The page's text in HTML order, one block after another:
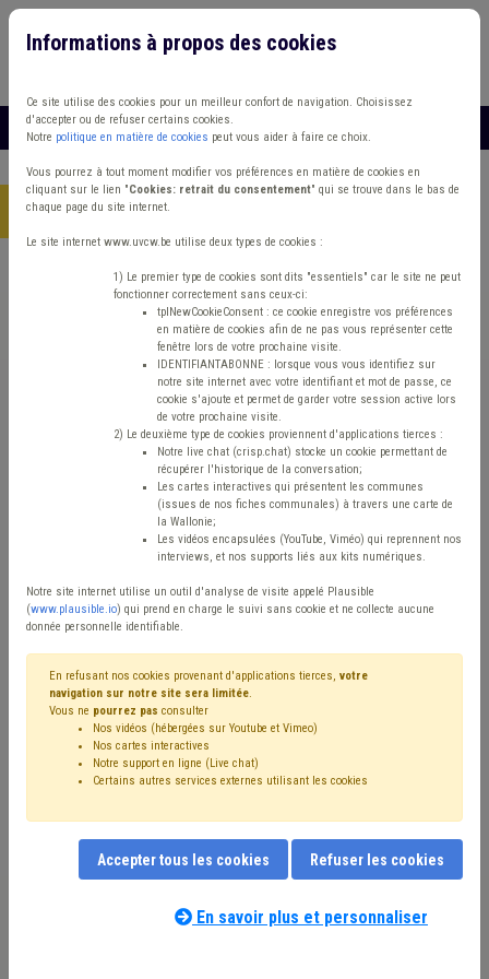
Accueil > Banque
Trouver un contenu
Matière(s) principale(s)
Filtrer cette requête avec des mots-clés
⇒ Banque(retirer le mot clé
Accessibilité(3) Concession Trottoir
Holding communal(2) Investissement
Occupation de la voirie(2) Pension(1) Smart city
Électricité(1) Entreprise(1) Environnement(1)
Étranger(1) Fédasil(1) Finances(1) Dette(1)
Informations à propos des cookies
Ce site utilise des cookies pour un meilleur confort de navigation. Choisissez
d'accepter ou de refuser certains cookies.
Notre politique en matière de cookies peut vous aider à faire ce choix.
Vous pourrez à tout moment modifier vos préférences en matière de cookies en
cliquant sur le lien "Cookies: retrait du consentement" qui se trouve dans le bas de
chaque page du site internet.
Le site internet www.uvcw.be utilise deux types de cookies :
1) Le premier type de cookies sont dits "essentiels" car le site ne peut
fonctionner correctement sans ceux-ci:
tplNewCookieConsent : ce cookie enregistre vos préférences
en matière de cookies afin de ne pas vous représenter cette
fenêtre lors de votre prochaine visite.
IDENTIFIANTABONNE : lorsque vous vous identifiez sur
notre site internet avec votre identifiant et mot de passe, ce
cookie s'ajoute et permet de garder votre session active lors
de votre prochaine visite.
2) Le deuxième type de cookies proviennent d'applications tierces :
Notre live chat (crisp.chat) stocke un cookie permettant de
récupérer l'historique de la conversation;
Les cartes interactives qui présentent les communes
(issues de nos fiches communales) à travers une carte de
la Wallonie;
Les vidéos encapsulées (YouTube, Viméo) qui reprennent nos
interviews, et nos supports liés aux kits numériques.
Notre site internet utilise un outil d'analyse de visite appelé Plausible
(www.plausible.io) qui prend en charge le suivi sans cookie et ne collecte aucune
donnée personnelle identifiable.
En refusant nos cookies provenant d'applications tierces, votre
navigation sur notre site sera limitée.
Vous ne pourrez pas consulter
Nos vidéos (hébergées sur Youtube et Vimeo)
Nos cartes interactives
Notre support en ligne (Live chat)
Certains autres services externes utilisant les cookies
Accepter tous les cookies Refuser les cookies
En savoir plus et personnaliser